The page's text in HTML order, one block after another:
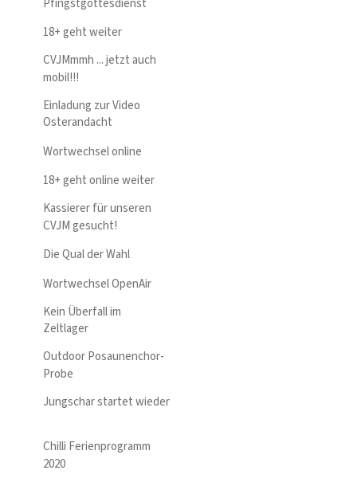
18+ geht weiter
CVJMmmh ... jetzt auch
mobil!!!
Einladung zur Video
Osterandacht
Wortwechsel online
18+ geht online weiter
Kassierer für unseren
CVJM gesucht!
Die Qual der Wahl
Wortwechsel OpenAir
Kein Überfall im
Zeltlager
Outdoor Posaunenchor-
Probe
Jungschar startet wieder
Chilli Ferienprogramm
2020